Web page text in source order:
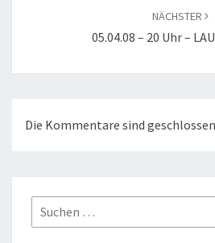
NÄCHSTER
05.04.08 – 20 Uhr –
Die Kommentare sind
Suchen
nach: